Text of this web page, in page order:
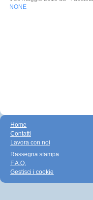
NONE
Home
Contatti
Lavora con noi
Rassegna stampa
F.A.Q.
Gestisci i cookie